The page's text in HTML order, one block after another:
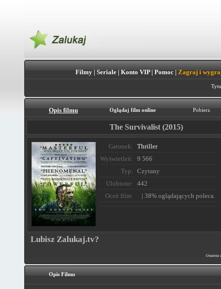
Filmy| Seriale| Konto VIP| Pomoc| Zagraj i
Opis filmu Oglądaj film online Pobierz
The Survivalist (2015)
Gatunek:
Thriller
Wyświetleń:
9 566
Typ:
Czytany
Ulubione:
442
Oceń film:
| 38% oglądających poleca.
Lubisz Zalukaj.tv?
Ostatnia
Opis Filmu